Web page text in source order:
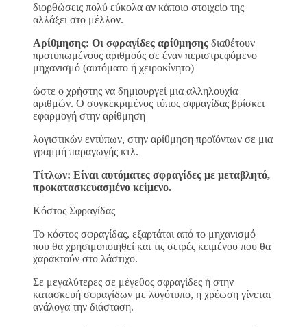
διορθώσεις πολύ εύκολα αν κάποιο στοιχείο της
αλλάξει στο μέλλον.
Αρίθμησης: Οι σφραγίδες αρίθμησης διαθέτουν
προτυπωμένους αριθμούς σε έναν περιστρεφόμενο
μηχανισμό (αυτόματο ή χειροκίνητο)
ώστε ο χρήστης να δημιουργεί μια αλληλουχία
αριθμών. Ο συγκεκριμένος τύπος σφραγίδας βρίσκει
εφαρμογή στην αρίθμηση
λογιστικών εντύπων, στην αρίθμηση προϊόντων σε μια
γραμμή παραγωγής κτλ.
Τίτλων: Είναι αυτόματες σφραγίδες με μεταβλητό,
προκατασκευασμένο κείμενο.
Κόστος Σφραγίδας
Το κόστος σφραγίδας, εξαρτάται από το μηχανισμό
που θα χρησιμοποιηθεί και τις σειρές κειμένου που θα
χαρακτούν στο λάστιχο.
Σε μεγαλύτερες σε μέγεθος σφραγίδες ή στην
κατασκευή σφραγίδων με λογότυπο, η χρέωση γίνεται
ανάλογα την διάσταση.